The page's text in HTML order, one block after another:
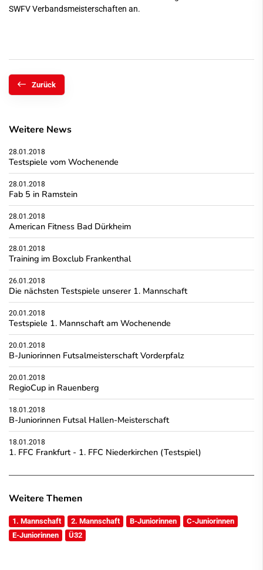
SWFV Verbandsmeisterschaften an.
Zurück
Weitere News
28.01.2018
Testspiele vom Wochenende
28.01.2018
Fab 5 in Ramstein
28.01.2018
American Fitness Bad Dürkheim
28.01.2018
Training im Boxclub Frankenthal
26.01.2018
Die nächsten Testspiele unserer 1. Mannschaft
20.01.2018
Testspiele 1. Mannschaft am Wochenende
20.01.2018
B-Juniorinnen Futsalmeisterschaft Vorderpfalz
20.01.2018
RegioCup in Rauenberg
18.01.2018
B-Juniorinnen Futsal Hallen-Meisterschaft
18.01.2018
1. FFC Frankfurt - 1. FFC Niederkirchen (Testspiel)
Weitere Themen
1. Mannschaft 2. Mannschaft B-Juniorinnen
C-Juniorinnen
E-Juniorinnen
Ü32